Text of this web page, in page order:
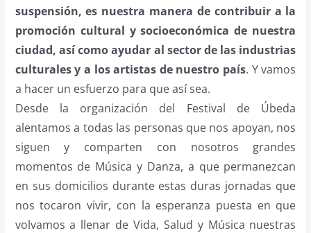
suspensión, es nuestra manera de contribuir a la
promoción cultural y socioeconómica de nuestra
ciudad, así como ayudar al sector de las industrias
culturales y a los artistas de nuestro país. Y vamos
a hacer un esfuerzo para que así sea.
Desde la organización del Festival de Úbeda
alentamos a todas las personas que nos apoyan, nos
siguen y comparten con nosotros grandes
momentos de Música y Danza, a que permanezcan
en sus domicilios durante estas duras jornadas que
nos tocaron vivir, con la esperanza puesta en que
volvamos a llenar de Vida, Salud y Música nuestras